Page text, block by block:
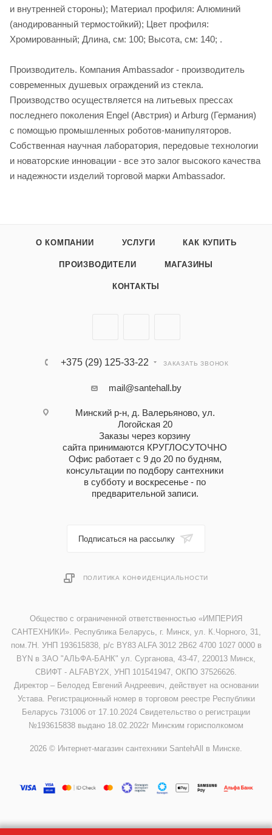
и внутренней стороны); Материал профиля: Алюминий
(анодированный термостойкий); Цвет профиля:
Хромированный; Длина, см: 100; Высота, см: 140; .
Производитель. Компания Ambassador - производитель
современных душевых ограждений из стекла.
Производство осуществляется на литьевых прессах
последнего поколения Engel (Австрия) и Arburg (Германия)
с помощью промышленных роботов-манипуляторов.
Собственная научная лаборатория, передовые технологии
и новаторские инновации - все это залог высокого качества
и надежности изделий торговой марки Ambassador.
О КОМПАНИИ УСЛУГИ КАК КУПИТЬ
ПРОИЗВОДИТЕЛИ МАГАЗИНЫ
КОНТАКТЫ
+375 (29) 125-33-22 ЗАКАЗАТЬ ЗВОНОК
mail@santehall.by
Минский р-н, д. Валерьяново, ул.
Логойская 20
Заказы через корзину
сайта принимаются КРУГЛОСУТОЧНО
Офис работает с 9 до 20 по будням,
консультации по подбору сантехники
в субботу и воскресенье - по
предварительной записи.
Подписаться на рассылку
ПОЛИТИКА КОНФИДЕНЦИАЛЬНОСТИ
Общество с ограниченной ответственностью «ИМПЕРИЯ
САНТЕХНИКИ». Республика Беларусь, г. Минск, ул. К.Чорного, 31,
пом.7Н. УНП 193615838, р/с BY83 ALFA 3012 2B62 4700 1027 0000 в
BYN в ЗАО "АЛЬФА-БАНК" ул. Сурганова, 43-47, 220013 Минск,
СВИФТ - ALFABY2X, УНП 101541947, ОКПО 37526626.
Директор – Белодед Евгений Андреевич, действует на основании
Устава. Регистрационный номер в торговом реестре Республики
Беларусь 731006 от 17.10.2024 Свидетельство о регистрации
№193615838 выдано 18.02.2022г Минским горисполкомом
2026 © Интернет-магазин сантехники SantehAll в Минске.